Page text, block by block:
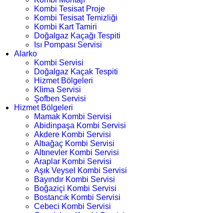
Kombi Tesisat Proje
Kombi Tesisat Temizliği
Kombi Kart Tamiri
Doğalgaz Kaçağı Tespiti
Isı Pompası Servisi
Alarko
Kombi Servisi
Doğalgaz Kaçak Tespiti
Hizmet Bölgeleri
Klima Servisi
Şofben Servisi
Hizmet Bölgeleri
Mamak Kombi Servisi
Abidinpaşa Kombi Servisi
Akdere Kombi Servisi
Altıağaç Kombi Servisi
Altınevler Kombi Servisi
Araplar Kombi Servisi
Aşık Veysel Kombi Servisi
Bayındır Kombi Servisi
Boğaziçi Kombi Servisi
Bostancık Kombi Servisi
Cebeci Kombi Servisi